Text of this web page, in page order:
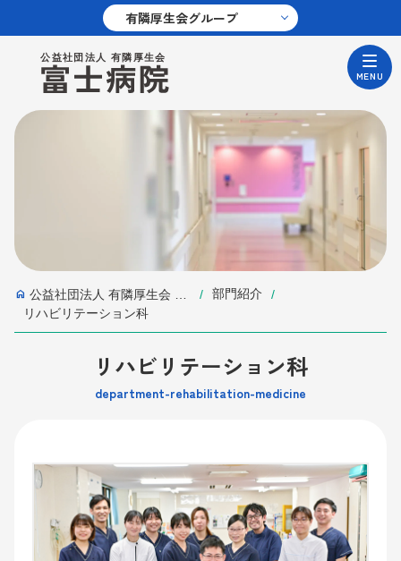
部門紹介
リハビリテーション科
リハビリテーション科